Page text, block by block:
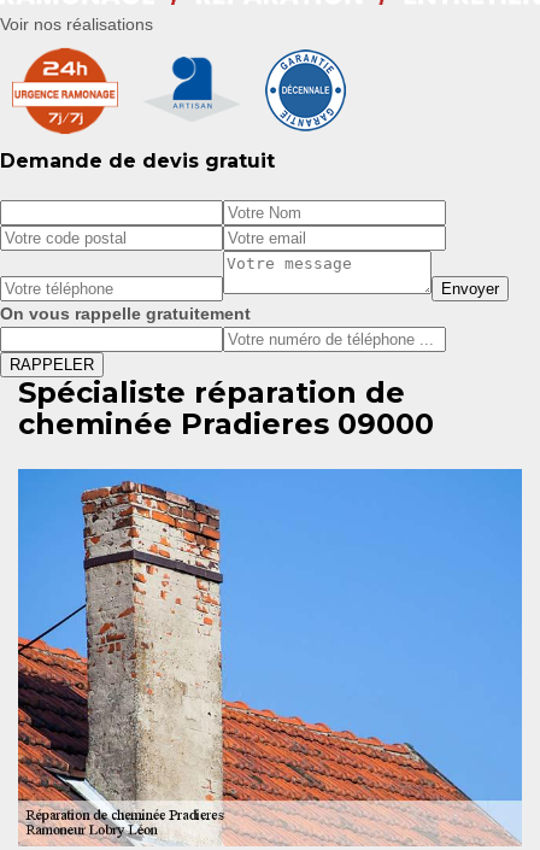
Voir nos réalisations
Demande de devis gratuit
On vous rappelle gratuitement
Spécialiste réparation de
cheminée Pradieres 09000